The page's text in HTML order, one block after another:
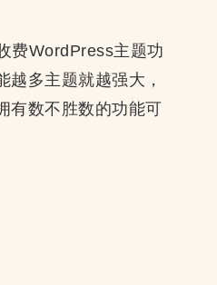
费WordPress主题功
多主题就越强大，
有数不胜数的功能可